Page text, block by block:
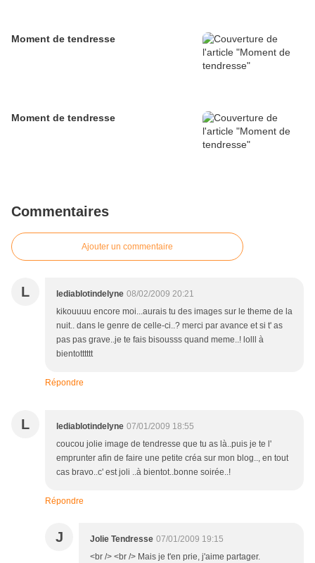
Moment de tendresse
Moment de tendresse
Commentaires
Ajouter un commentaire
L lediablotindelyne 08/02/2009 20:21
kikouuuu encore moi...aurais tu des images sur le theme de la
nuit.. dans le genre de celle-ci..? merci par avance et si t' as
pas pas grave..je te fais bisousss quand meme..! lolll à
bientotttttt
Répondre
L lediablotindelyne 07/01/2009 18:55
coucou jolie image de tendresse que tu as là..puis je te l'
emprunter afin de faire une petite créa sur mon blog.., en tout
cas bravo..c' est joli ..à bientot..bonne soirée..!
Répondre
J Jolie Tendresse 07/01/2009 19:15
<br /> <br /> Mais je t'en prie, j'aime partager.